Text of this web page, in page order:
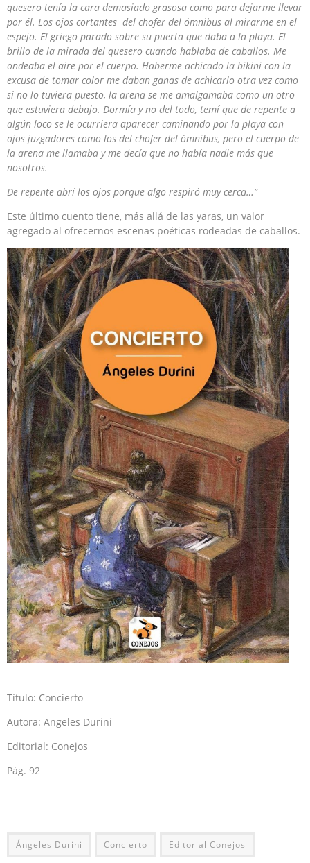
quesero tenía la cara demasiado grasosa como para dejarme llevar
por él. Los ojos cortantes del chofer del ómnibus al mirarme en el
espejo. El griego parado sobre su puerta que daba a la playa. El
brillo de la mirada del quesero cuando hablaba de caballos. Me
ondeaba el aire por el cuerpo. Haberme achicado la bikini con la
excusa de tomar color me daban ganas de achicarlo otra vez como
si no lo tuviera puesto, la arena se me amalgamaba como un otro
que estuviera debajo. Dormía y no del todo, temí que de repente a
algún loco se le ocurriera aparecer caminando por la playa con
ojos juzgadores como los del chofer del ómnibus, pero el cuerpo de
la arena me llamaba y me decía que no había nadie más que
nosotros.
De repente abrí los ojos porque algo respiró muy cerca…”
Este último cuento tiene, más allá de las yaras, un valor
agregado al ofrecernos escenas poéticas rodeadas de caballos.
Título: Concierto
Autora: Angeles Durini
Editorial: Conejos
Pág. 92
Ángeles Durini Concierto Editorial Conejos